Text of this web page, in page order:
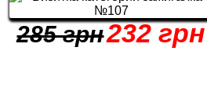
285 грн232 грн